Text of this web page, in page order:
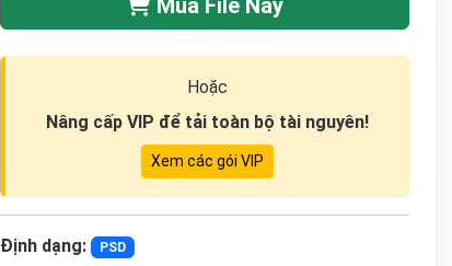
Mua File Này
Hoặc
Nâng cấp VIP để tải toàn bộ tài nguyên!
Xem các gói VIP
Định dạng: PSD